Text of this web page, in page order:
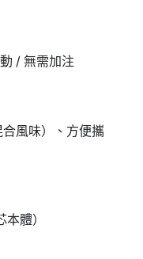
/ 無需加注
風味）、方便攜
體）